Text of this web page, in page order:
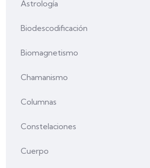
Astrología
Biodescodificación
Biomagnetismo
Chamanismo
Columnas
Constelaciones
Cuerpo